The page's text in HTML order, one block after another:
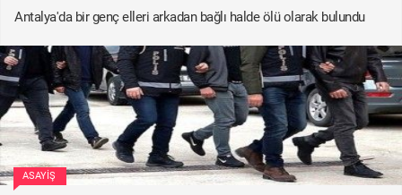
Antalya'da bir genç elleri arkadan bağlı halde ölü olarak bulundu
ASAYIŞ